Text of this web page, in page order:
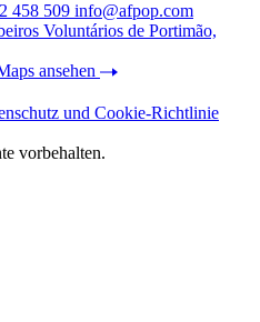
458 509 info@afpop.com
Voluntários de Portimão,
ansehen
und Cookie-Richtlinie
vorbehalten.